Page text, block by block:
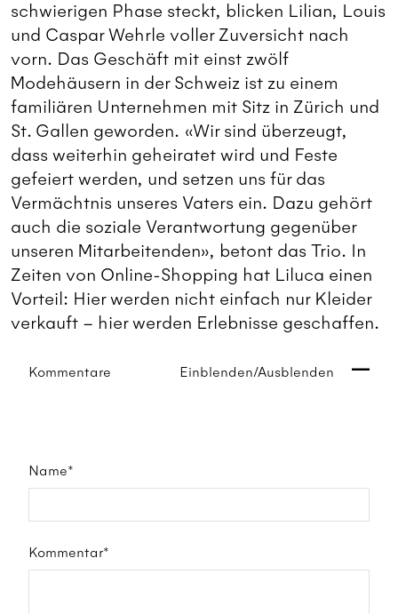
schwierigen Phase steckt, blicken Lilian, Louis
und Caspar Wehrle voller Zuversicht nach
vorn. Das Geschäft mit einst zwölf
Modehäusern in der Schweiz ist zu einem
familiären Unternehmen mit Sitz in Zürich und
St. Gallen geworden. «Wir sind überzeugt,
dass weiterhin geheiratet wird und Feste
gefeiert werden, und setzen uns für das
Vermächtnis unseres Vaters ein. Dazu gehört
auch die soziale Verantwortung gegenüber
unseren Mitarbeitenden», betont das Trio. In
Zeiten von Online-Shopping hat Liluca einen
Vorteil: Hier werden nicht einfach nur Kleider
verkauft – hier werden Erlebnisse geschaffen.
Kommentare Einblenden/Ausblenden
Name*
Kommentar*